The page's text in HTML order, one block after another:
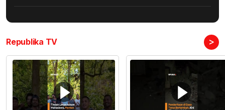
Republika TV >